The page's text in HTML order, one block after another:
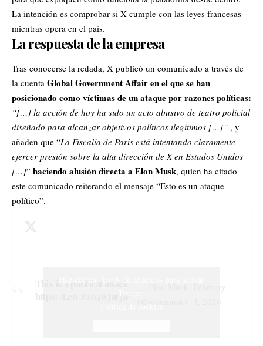
La intención es comprobar si X cumple con las leyes francesas
mientras opera en el país.
La respuesta de la empresa
Tras conocerse la redada, X publicó un comunicado a través de
la cuenta Global Government Affair en el que se han
posicionado como víctimas de un ataque por razones políticas:
“[…] la acción de hoy ha sido un acto abusivo de teatro policial
diseñado para alcanzar objetivos políticos ilegítimos […]” , y
añaden que “La Fiscalía de París está intentando claramente
ejercer presión sobre la alta dirección de X en Estados Unidos
[…]” haciendo alusión directa a Elon Musk, quien ha citado
este comunicado reiterando el mensaje “Esto es un ataque
político”.
This is a political attack
https://t.co/Z204wJuQIr
February
3, 2026
Política de cookies